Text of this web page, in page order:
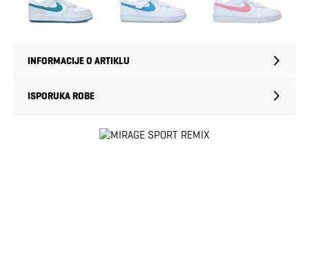
INFORMACIJE O ARTIKLU
ISPORUKA ROBE